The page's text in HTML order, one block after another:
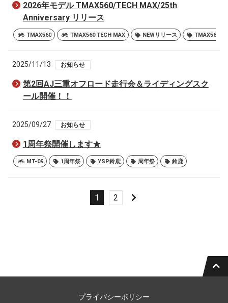
2026年モデル TMAX560/TECH MAX/25th
Anniversary リリース
TMAX560 TMAX560 TECH MAX NEWリリース TMAX560
2025/11/13 お知らせ
第2回AJ三重オフロード走行会＆ライディングスク
ール開催！！
2025/09/27 お知らせ
1周年祭開催します★
MT-09 1周年祭 YSP鈴鹿 周年祭 鈴鹿
1 2
プライバシーポリシー